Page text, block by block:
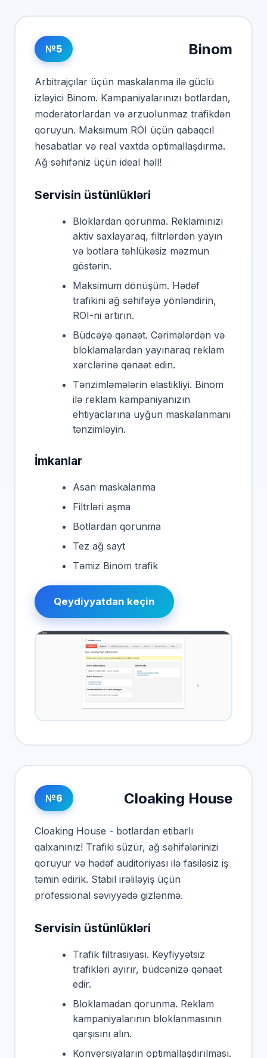
№5 Binom
Arbitrajçılar üçün maskalanma ilə güclü
izləyici Binom. Kampaniyalarınızı botlardan,
moderatorlardan və arzuolunmaz trafikdən
qoruyun. Maksimum ROI üçün qabaqcıl
hesabatlar və real vaxtda optimallaşdırma.
Ağ səhifəniz üçün ideal həll!
Servisin üstünlükləri
Bloklardan qorunma. Reklamınızı
aktiv saxlayaraq, filtrlərdən yayın
və botlara təhlükəsiz məzmun
göstərin.
Maksimum dönüşüm. Hədəf
trafikini ağ səhifəyə yönləndirin,
ROI-ni artırın.
Büdcəyə qənaət. Cərimələrdən və
bloklamalardan yayınaraq reklam
xərclərinə qənaət edin.
Tənzimləmələrin elastikliyi. Binom
ilə reklam kampaniyanızın
ehtiyaclarına uyğun maskalanmanı
tənzimləyin.
İmkanlar
Asan maskalanma
Filtrləri aşma
Botlardan qorunma
Tez ağ sayt
Təmiz Binom trafik
Qeydiyyatdan keçin
№6 Cloaking House
Cloaking House - botlardan etibarlı
qalxanınız! Trafiki süzür, ağ səhifələrinizi
qoruyur və hədəf auditoriyası ilə fasiləsiz iş
təmin edirik. Stabil irəliləyiş üçün
professional səviyyədə gizlənmə.
Servisin üstünlükləri
Trafik filtrasiyası. Keyfiyyətsiz
trafikləri ayırır, büdcənizə qənaət
edir.
Bloklamadan qorunma. Reklam
kampaniyalarının bloklanmasının
qarşısını alın.
Konversiyaların optimallaşdırılması.